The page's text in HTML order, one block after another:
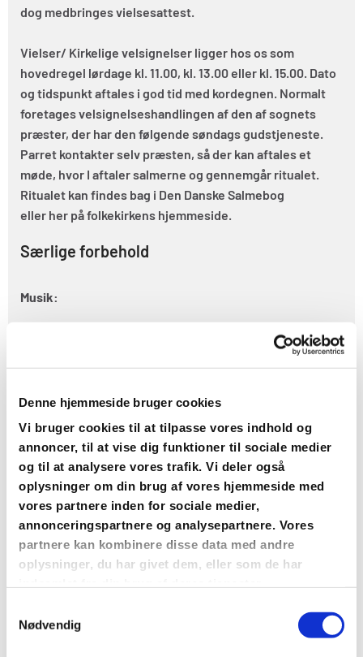
Denne hjemmeside bruger cookies
Vi bruger cookies til at tilpasse vores indhold og
annoncer, til at vise dig funktioner til sociale medier
og til at analysere vores trafik. Vi deler også
oplysninger om din brug af vores hjemmeside med
vores partnere inden for sociale medier,
annonceringspartnere og analysepartnere. Vores
partnere kan kombinere disse data med andre
oplysninger, du har givet dem, eller som de har
Nødvendig
dog medbringes vielsesattest.
Vielser/ Kirkelige velsignelser ligger hos os som
hovedregel lørdage kl. 11.00, kl. 13.00 eller kl. 15.00. Dato
og tidspunkt aftales i god tid med kordegnen. Normalt
foretages velsignelseshandlingen af den af sognets
præster, der har den følgende søndags gudstjeneste.
Parret kontakter selv præsten, så der kan aftales et
møde, hvor I aftaler salmerne og gennemgår ritualet.
Ritualet kan findes bag i Den Danske Salmebog
eller her på folkekirkens hjemmeside.
Særlige forbehold
Musik:
Hvis man har særlige ønsker om musik, skal man
Pyntning:
Til alle kirkelige velsignelser er der blomster på alteret
og ved bænkene. Som udgangspunkt er det vores
gravermedhjælper eller kirketjener, der står for
pyntningen i kirken – og det er uden beregning. Såfremt I
har særlige ønsker til blomsterne i bænkene kan man
efter aftale med kordegnen selv stå herfor.
Det er tilladt at fotografere før 1. salme og efter sidste